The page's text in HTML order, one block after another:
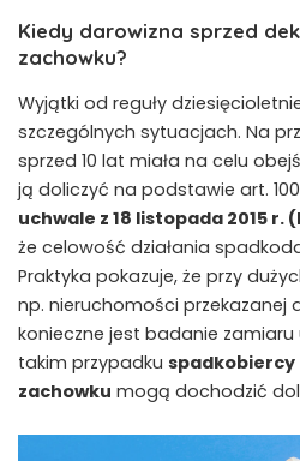
Kiedy darowizna sprzed
zachowku?
Wyjątki od reguły
szczególnych sytuacjach. Na
sprzed 10 lat miała na celu
ją doliczyć na podstawie art.
uchwale z 18 listopada 2015 r.
że celowość działania
Praktyka pokazuje, że przy
np. nieruchomości przekazanej
konieczne jest badanie zamiaru
takim przypadku spadkobiercy
zachowku mogą dochodzić